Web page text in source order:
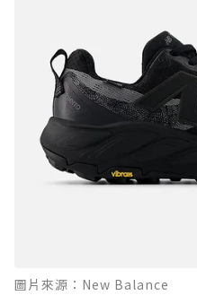
圖片來源：New Balance